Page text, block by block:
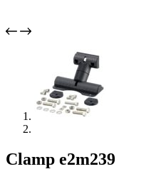
Clamp e2m239